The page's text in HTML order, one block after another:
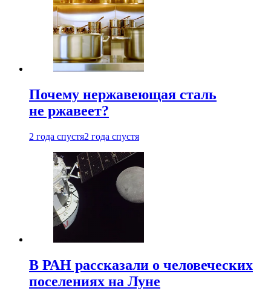
Почему нержавеющая сталь
не ржавеет?
2 года спустя2 года спустя
В РАН рассказали о человеческих
поселениях на Луне